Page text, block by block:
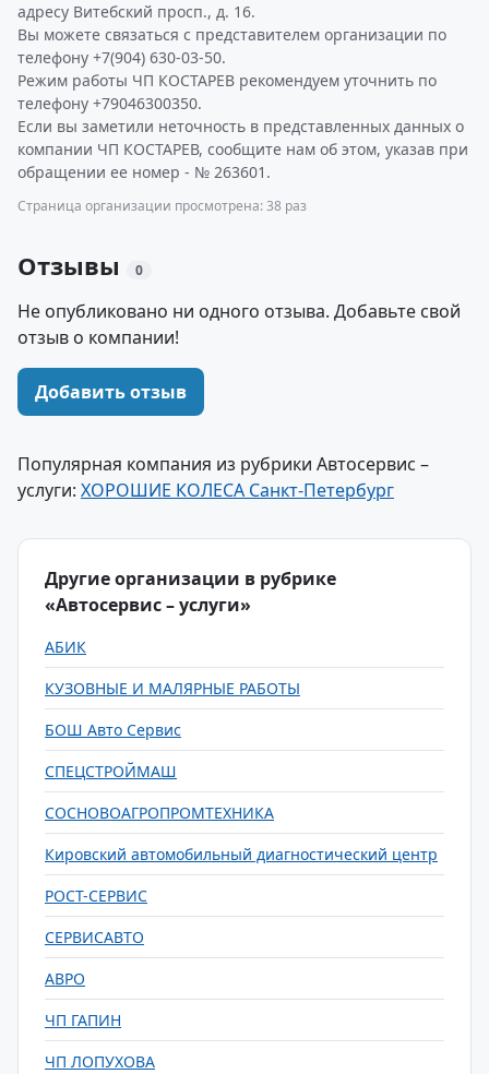
адресу Витебский просп., д. 16.
Вы можете связаться с представителем организации по
телефону +7(904) 630-03-50.
Режим работы ЧП КОСТАРЕВ рекомендуем уточнить по
телефону +79046300350.
Если вы заметили неточность в представленных данных о
компании ЧП КОСТАРЕВ, сообщите нам об этом, указав при
обращении ее номер - № 263601.
Страница организации просмотрена: 38 раз
Отзывы 0
Не опубликовано ни одного отзыва. Добавьте свой
отзыв о компании!
Добавить отзыв
Популярная компания из рубрики Автосервис –
услуги: ХОРОШИЕ КОЛЕСА Санкт-Петербург
Другие организации в рубрике
«Автосервис – услуги»
АБИК
КУЗОВНЫЕ И МАЛЯРНЫЕ РАБОТЫ
БОШ Авто Сервис
СПЕЦСТРОЙМАШ
СОСНОВОАГРОПРОМТЕХНИКА
Кировский автомобильный диагностический центр
РОСТ-СЕРВИС
СЕРВИСАВТО
АВРО
ЧП ГАПИН
ЧП ЛОПУХОВА